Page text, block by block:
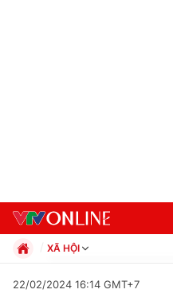
XÃ HỘI
Xã hội
22/02/2024 16:14 GMT+7